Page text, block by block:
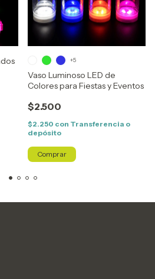
Vaso Luminoso LED de
Colores para Fiestas y Eventos
$2.500
$2.250 con Transferencia o
depósito
+5
Comprar